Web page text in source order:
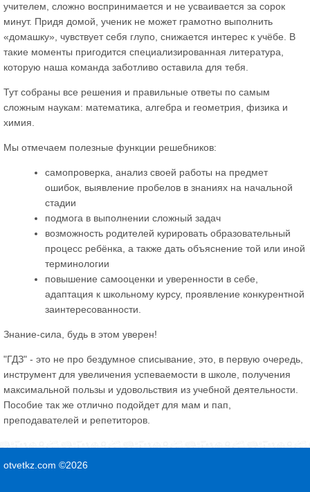
учителем, сложно воспринимается и не усваивается за сорок
минут. Придя домой, ученик не может грамотно выполнить
«домашку», чувствует себя глупо, снижается интерес к учёбе. В
такие моменты пригодится специализированная литература,
которую наша команда заботливо оставила для тебя.
Тут собраны все решения и правильные ответы по самым
сложным наукам: математика, алгебра и геометрия, физика и
химия.
Мы отмечаем полезные функции решебников:
самопроверка, анализ своей работы на предмет
ошибок, выявление пробелов в знаниях на начальной
стадии
подмога в выполнении сложный задач
возможность родителей курировать образовательный
процесс ребёнка, а также дать объяснение той или иной
терминологии
повышение самооценки и уверенности в себе,
адаптация к школьному курсу, проявление конкурентной
заинтересованности.
Знание-сила, будь в этом уверен!
"ГДЗ" - это не про бездумное списывание, это, в первую очередь,
инструмент для увеличения успеваемости в школе, получения
максимальной пользы и удовольствия из учебной деятельности.
Пособие так же отлично подойдет для мам и пап,
преподавателей и репетиторов.
otvetkz.com ©2026